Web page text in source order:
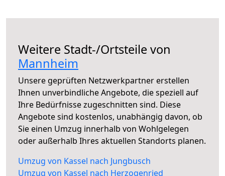
Weitere Stadt-/Ortsteile von
Mannheim
Unsere geprüften Netzwerkpartner erstellen
Ihnen unverbindliche Angebote, die speziell auf
Ihre Bedürfnisse zugeschnitten sind. Diese
Angebote sind kostenlos, unabhängig davon, ob
Sie einen Umzug innerhalb von Wohlgelegen
oder außerhalb Ihres aktuellen Standorts planen.
Umzug von Kassel nach Jungbusch
Umzug von Kassel nach Herzogenried